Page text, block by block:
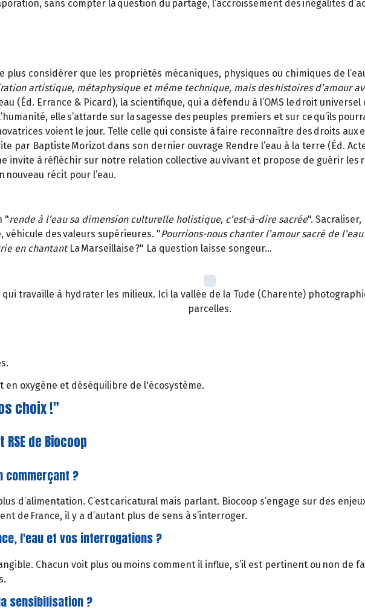
sans compter la question du partage, l’accroissement des inégalités
plus considérer que les propriétés mécaniques, physiques ou chimiques de
artistique, métaphysique et même technique, mais des histoires d’amour
(Éd. Errance & Picard), la scientifique, qui a défendu à l’OMS le droit universel
elle s’attarde sur la sagesse des peuples premiers et sur ce qu’ils
voient le jour. Telle celle qui consiste à faire reconnaître des droits aux
par Baptiste Morizot dans son dernier ouvrage Rendre l’eau à la terre (Éd.
invite à réfléchir sur notre relation collective au vivant et propose de guérir les
récit pour l’eau.
"rende à l’eau sa dimension culturelle holistique, c’est-à-dire sacrée".
véhicule des valeurs supérieures. "Pourrions-nous chanter l’amour sacré de
en chantantLa Marseillaise ?" La question laisse songeur…
travaille à hydrater les milieux. Ici la vallée de la Tude (Charente)
parcelles.
oxygène et déséquilibre de l'écosystème.
choix !"
de Biocoop
commerçant ?
d’alimentation. C’est caricatural mais parlant. Biocoop s’engage sur des
de France, il y a d’autant plus de sens à s’interroger.
l'eau et vos interrogations ?
Chacun voit plus ou moins comment il influe, s’il est pertinent ou non de
sensibilisation ?